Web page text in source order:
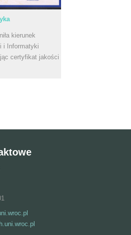
kierunek
i Informatyki
certyfikat jakości